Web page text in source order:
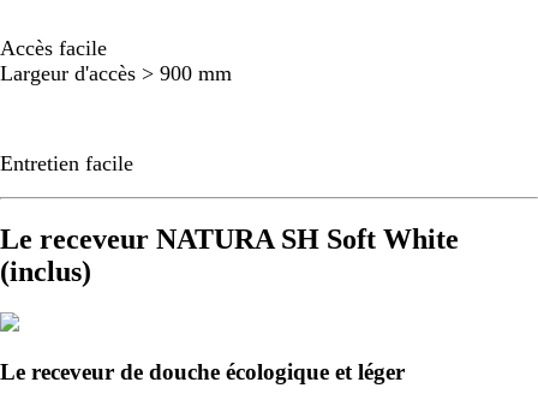
Accès facile
Largeur d'accès > 900 mm
Entretien facile
Le receveur NATURA SH Soft White
(inclus)
Le receveur de douche écologique et léger